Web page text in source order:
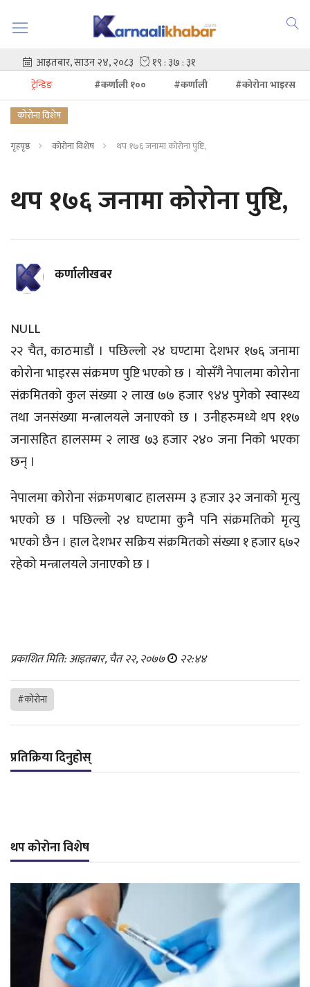
ट्रेन्डिङ #कर्णाली १०० #कर्णाली
#कोरोना भाइरस
कोरोना विशेष
गृहपृष्ठ कोरोना विशेष थप १७६ जनामा कोरोना पुष्टि,
थप १७६ जनामा कोरोना पुष्टि,
कर्णालीखबर
NULL
२२ चैत, काठमाडौं । पछिल्लो २४ घण्टामा देशभर १७६ जनामा
कोरोना भाइरस संक्रमण पुष्टि भएको छ । योसँगै नेपालमा कोरोना
संक्रमितको कुल संख्या २ लाख ७७ हजार ९४४ पुगेको स्वास्थ्य
तथा जनसंख्या मन्त्रालयले जनाएको छ । उनीहरुमध्ये थप ११७
जनासहित हालसम्म २ लाख ७३ हजार २४० जना निको भएका
छन् ।
नेपालमा कोरोना संक्रमणबाट हालसम्म ३ हजार ३२ जनाको मृत्यु
भएको छ । पछिल्लो २४ घण्टामा कुनै पनि संक्रमतिको मृत्यु
भएको छैन । हाल देशभर सक्रिय संक्रमितको संख्या १ हजार ६७२
रहेको मन्त्रालयले जनाएको छ ।
प्रकाशित मिति: आइतबार, चैत २२, २०७७ २२:४४
#कोरोना
प्रतिक्रिया दिनुहोस्
थप कोरोना विशेष